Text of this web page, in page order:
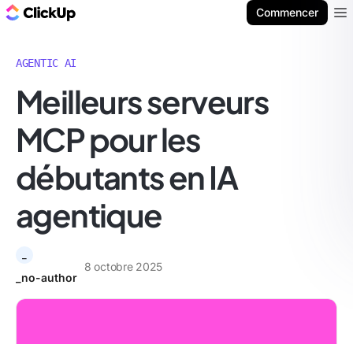
Commencer
AGENTIC AI
Meilleurs serveurs
MCP pour les
débutants en IA
agentique
_no-author
8 octobre 2025